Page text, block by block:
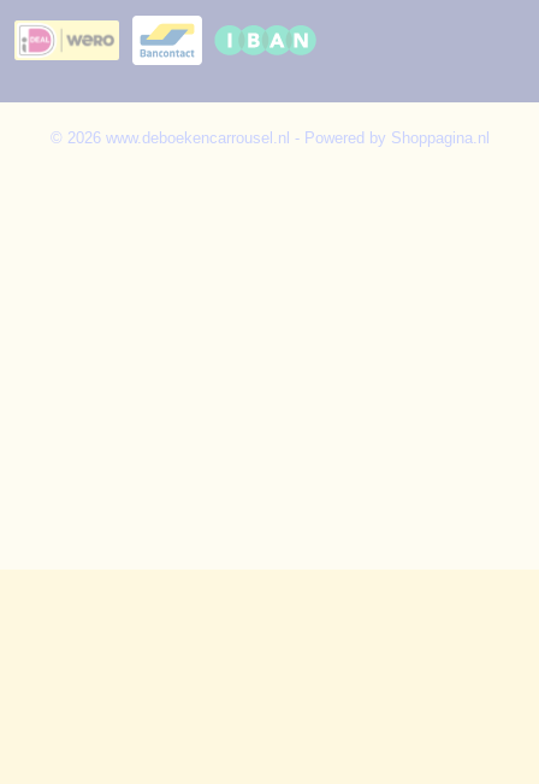
© 2026 www.deboekencarrousel.nl - Powered by Shoppagina.nl